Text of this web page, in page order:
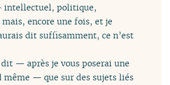
intellectuel, politique,
encore une fois, et je
dit suffisamment, ce n’est
dit — après je vous poserai une
même — que sur des sujets liés